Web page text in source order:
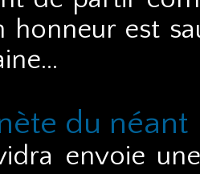
honneur est
du néant
envoie